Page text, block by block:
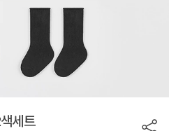
세트